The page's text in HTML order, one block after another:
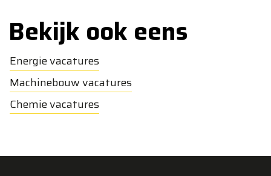
Bekijk ook eens
Energie vacatures
Machinebouw vacatures
Chemie vacatures